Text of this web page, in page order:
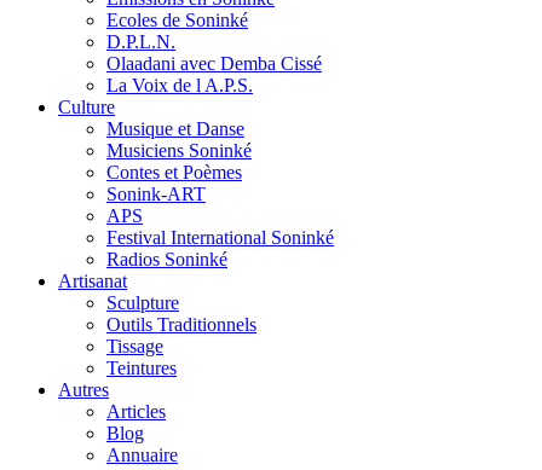
Ecoles de Soninké
D.P.L.N.
Olaadani avec Demba Cissé
La Voix de l A.P.S.
Culture
Musique et Danse
Musiciens Soninké
Contes et Poèmes
Sonink-ART
APS
Festival International Soninké
Radios Soninké
Artisanat
Sculpture
Outils Traditionnels
Tissage
Teintures
Autres
Articles
Blog
Annuaire